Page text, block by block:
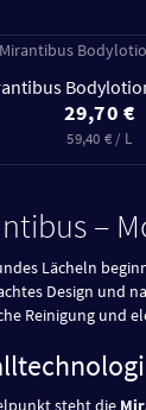
29,70 €
59,40 € / L
–
Lächeln
Design und
Reinigung und
steht die